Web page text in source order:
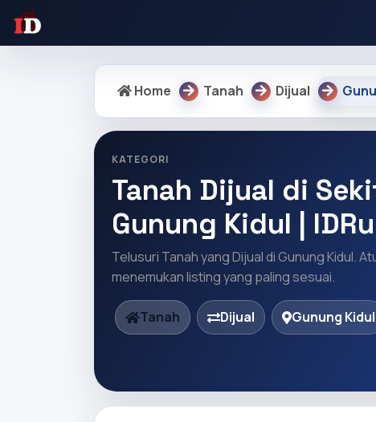
Home Tanah Dijual
KATEGORI
Tanah Dijual di
Gunung Kidul |
Telusuri Tanah yang Dijual di Gunung Kidul.
menemukan listing yang paling sesuai.
Tanah Dijual Gunung Kidul